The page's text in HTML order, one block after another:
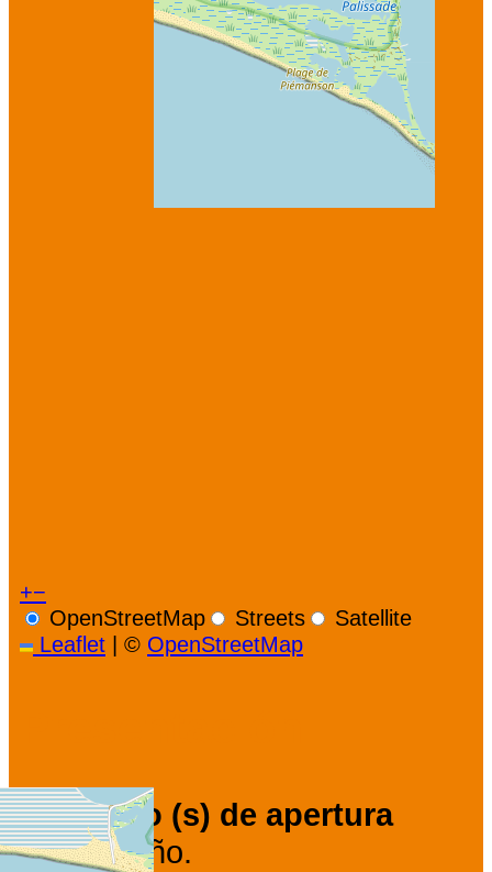
+−
OpenStreetMap
Streets
Satellite
Leaflet | © OpenStreetMap
Periodo (s) de apertura
Todo el año.